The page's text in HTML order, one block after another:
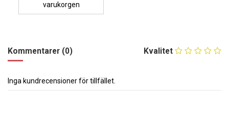
varukorgen
Kvalitet
Kommentarer (0)
Inga kundrecensioner för tillfället.